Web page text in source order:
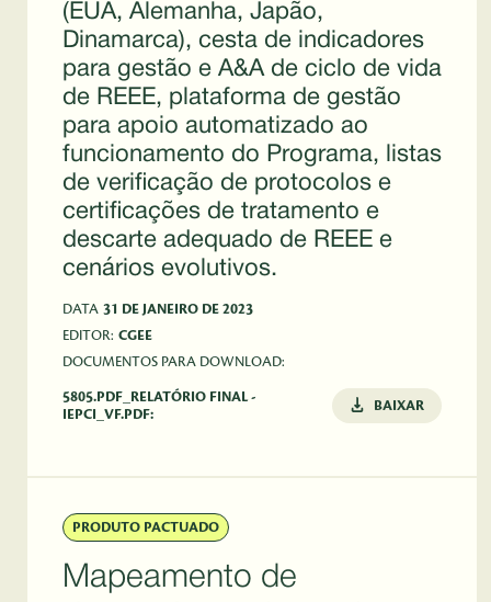
(EUA, Alemanha, Japão,
Dinamarca), cesta de indicadores
para gestão e A&A de ciclo de vida
de REEE, plataforma de gestão
para apoio automatizado ao
funcionamento do Programa, listas
de verificação de protocolos e
certificações de tratamento e
descarte adequado de REEE e
cenários evolutivos.
DATA 31 DE JANEIRO DE 2023
EDITOR: CGEE
DOCUMENTOS PARA DOWNLOAD:
5805.PDF_RELATÓRIO FINAL -
IEPCI_VF.PDF:
BAIXAR
PRODUTO PACTUADO
Mapeamento de